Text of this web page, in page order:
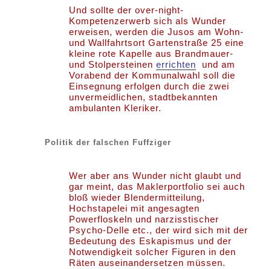
Und sollte der over-night-
Kompetenzerwerb sich als Wunder
erweisen, werden die Jusos am Wohn-
und Wallfahrtsort Gartenstraße 25 eine
kleine rote Kapelle aus Brandmauer-
und Stolpersteinenerrichten und am
Vorabend der Kommunalwahl soll die
Einsegnung erfolgen durch die zwei
unvermeidlichen, stadtbekannten
ambulanten Kleriker.
Politik der falschen Fuffziger
Wer aber ans Wunder nicht glaubt und
gar meint, das Maklerportfolio sei auch
bloß wieder Blendermitteilung,
Hochstapelei mit angesagten
Powerfloskeln und narzisstischer
Psycho-Delle etc., der wird sich mit der
Bedeutung des Eskapismus und der
Notwendigkeit solcher Figuren in den
Räten auseinandersetzen müssen.